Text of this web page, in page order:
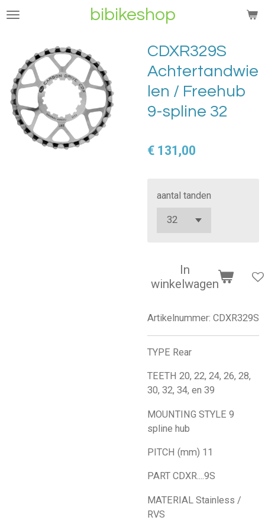
Ga
hoofdinhoud
bibikeshop
CDXR329S
Achtertandwie
len / Freehub
9-spline 32
€ 131,00
aantal tanden
In
winkelwagen
Artikelnummer: CDXR329S
TYPE Rear
TEETH 20, 22, 24, 26, 28,
30, 32, 34, en 39
MOUNTING STYLE 9
spline hub
PITCH (mm) 11
PART CDXR....9S
MATERIAL Stainless /
RVS